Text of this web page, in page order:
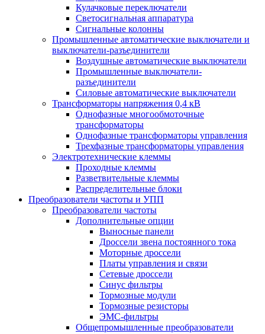
Кулачковые переключатели
Светосигнальная аппаратура
Сигнальные колонны
Промышленные автоматические выключатели и
выключатели-разъединители
Воздушные автоматические выключатели
Промышленные выключатели-
разъединители
Силовые автоматические выключатели
Трансформаторы напряжения 0,4 кВ
Однофазные многообмоточные
трансформаторы
Однофазные трансформаторы управления
Трехфазные трансформаторы управления
Электротехнические клеммы
Проходные клеммы
Разветвительные клеммы
Распределительные блоки
Преобразователи частоты и УПП
Преобразователи частоты
Дополнительные опции
Выносные панели
Дроссели звена постоянного тока
Моторные дроссели
Платы управления и связи
Сетевые дроссели
Синус фильтры
Тормозные модули
Тормозные резисторы
ЭМС-фильтры
Общепромышленные преобразователи